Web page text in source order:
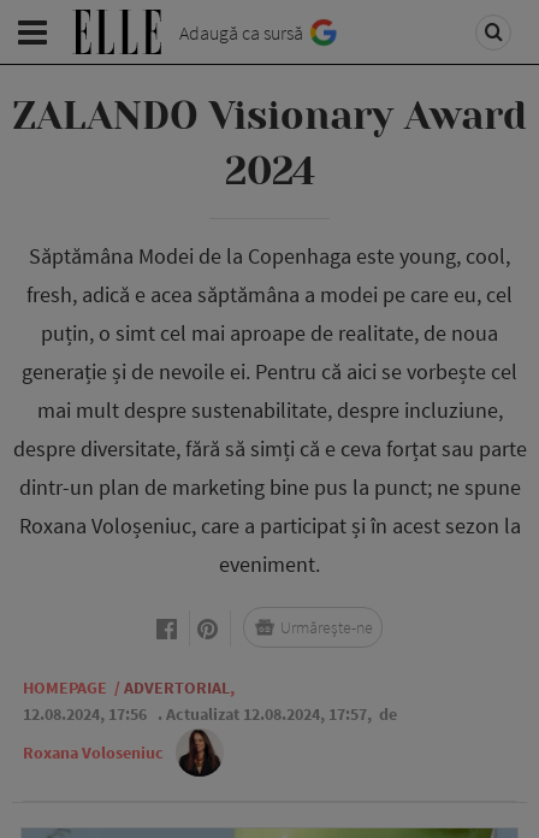
Adaugă ca sursă
ZALANDO Visionary Award
2024
Săptămâna Modei de la Copenhaga este young, cool,
fresh, adică e acea săptămâna a modei pe care eu, cel
puțin, o simt cel mai aproape de realitate, de noua
generație și de nevoile ei. Pentru că aici se vorbește cel
mai mult despre sustenabilitate, despre incluziune,
despre diversitate, fără să simți că e ceva forțat sau parte
dintr-un plan de marketing bine pus la punct; ne spune
Roxana Voloșeniuc, care a participat și în acest sezon la
eveniment.
HOMEPAGE / ADVERTORIAL,
12.08.2024, 17:56 . Actualizat 12.08.2024, 17:57, de
Roxana Voloseniuc
Urmărește-ne